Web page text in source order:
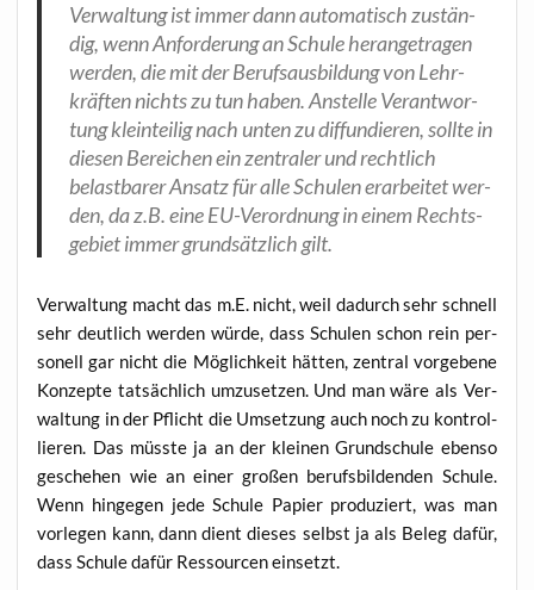
Ver­wal­tung ist immer dann auto­ma­tisch zustän­
dig, wenn Anfor­de­rung an Schu­le her­an­ge­tra­gen
wer­den, die mit der Berufs­aus­bil­dung von Lehr­
kräf­ten nichts zu tun haben. Anstel­le Ver­ant­wor­
tung klein­tei­lig nach unten zu dif­fun­die­ren, soll­te in
die­sen Berei­chen ein zen­tra­ler und recht­lich
belast­ba­rer Ansatz für alle Schu­len erar­bei­tet wer­
den, da z.B. eine EU-Ver­ord­nung in einem Rechts­
ge­biet immer grund­sätz­lich gilt.
Ver­wal­tung macht das m.E. nicht, weil dadurch sehr schnell
sehr deut­lich wer­den wür­de, dass Schu­len schon rein per­
so­nell gar nicht die Mög­lich­keit hät­ten, zen­tral vor­ge­be­ne
Kon­zep­te tat­säch­lich umzu­set­zen. Und man wäre als Ver­
wal­tung in der Pflicht die Umset­zung auch noch zu kon­trol­
lie­ren. Das müss­te ja an der klei­nen Grund­schu­le eben­so
gesche­hen wie an einer gro­ßen berufs­bil­den­den Schu­le.
Wenn hin­ge­gen jede Schu­le Papier pro­du­ziert, was man
vor­le­gen kann, dann dient die­ses selbst ja als Beleg dafür,
dass Schu­le dafür Res­sour­cen einsetzt.